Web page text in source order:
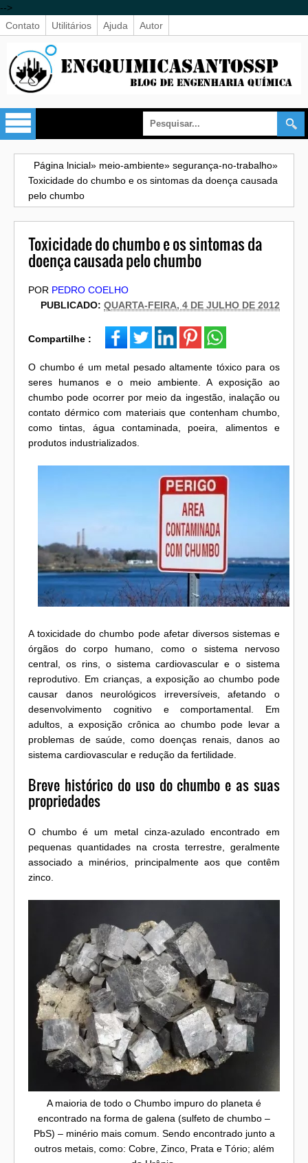
-->
Contato
Utilitários Ajuda Autor
Página lnicial» meio-ambiente» segurança-no-trabalho»
Toxicidade do chumbo e os sintomas da doença causada
pelo chumbo
Toxicidade do chumbo e os sintomas da
doença causada pelo chumbo
POR PEDRO COELHO
PUBLICADO: QUARTA-FEIRA, 4 DE JULHO DE 2012
Compartilhe :
O chumbo é um metal pesado altamente tóxico para os
seres humanos e o meio ambiente. A exposição ao
chumbo pode ocorrer por meio da ingestão, inalação ou
contato dérmico com materiais que contenham chumbo,
como tintas, água contaminada, poeira, alimentos e
produtos industrializados.
A toxicidade do chumbo pode afetar diversos sistemas e
órgãos do corpo humano, como o sistema nervoso
central, os rins, o sistema cardiovascular e o sistema
reprodutivo. Em crianças, a exposição ao chumbo pode
causar danos neurológicos irreversíveis, afetando o
desenvolvimento cognitivo e comportamental. Em
adultos, a exposição crônica ao chumbo pode levar a
problemas de saúde, como doenças renais, danos ao
sistema cardiovascular e redução da fertilidade.
Breve histórico do uso do chumbo e as suas
propriedades
O chumbo é um metal cinza-azulado encontrado em
pequenas quantidades na crosta terrestre, geralmente
associado a minérios, principalmente aos que contêm
zinco.
A maioria de todo o Chumbo impuro do planeta é
encontrado na forma de galena (sulfeto de chumbo –
PbS) – minério mais comum. Sendo encontrado junto a
outros metais, como: Cobre, Zinco, Prata e Tório; além